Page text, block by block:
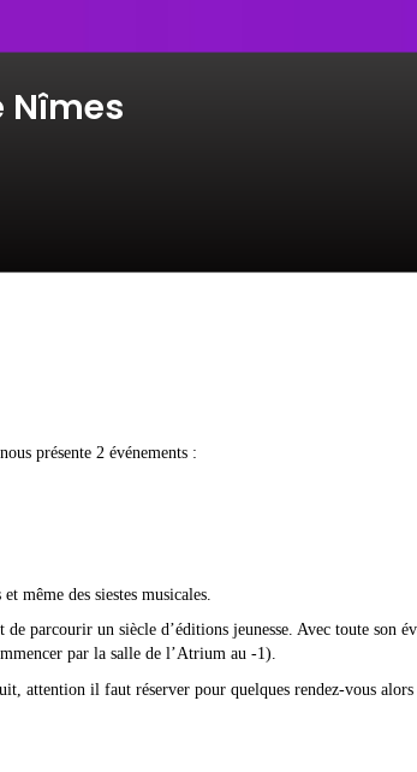
Nîmes
présente 2 événements :
même des siestes musicales.
parcourir un siècle d’éditions jeunesse. Avec toute son
par la salle de l’Atrium au -1).
attention il faut réserver pour quelques rendez-vous alors